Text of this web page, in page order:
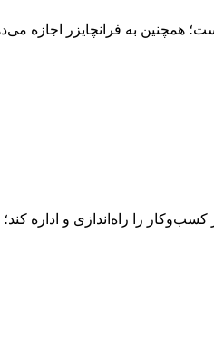
به فرانچایزر اجازه
کسب‌وکار را راه‌اندازی و اداره کند؛